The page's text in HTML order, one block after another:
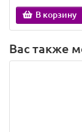
В корзину
Вас также